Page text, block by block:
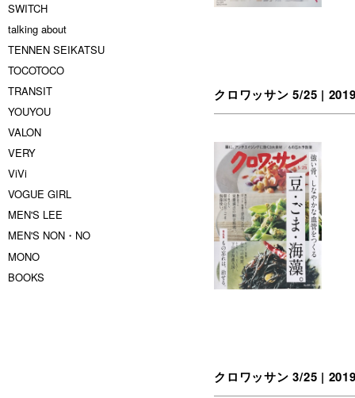
SWITCH
talking about
TENNEN SEIKATSU
TOCOTOCO
TRANSIT
YOUYOU
VALON
VERY
ViVi
VOGUE GIRL
MEN'S LEE
MEN'S NON・NO
MONO
BOOKS
クロワッサン 5/25 |
クロワッサン 3/25 |